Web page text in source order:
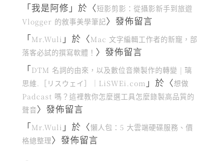
「我是阿修 」於〈短影剪影：從攝影新手到旅遊
Vlogger 的敘事美學筆記〉發佈留言
「Mr.Wuli 」於〈Mac 文字編輯工作者的新寵，部
落客必試的撰寫軟體！ 〉發佈留言
「DTM 名詞的由來，以及數位音樂製作的轉變 | 璃
思維.［リスウェイ］｜LiSWEi.com 」於〈想做
Padcast 嗎？這裡教你怎麼選工具怎麼錄製高品質的
聲音〉發佈留言
「Mr.Wuli 」於〈懶人包：5 大雲端硬碟服務、價
格總整理〉發佈留言